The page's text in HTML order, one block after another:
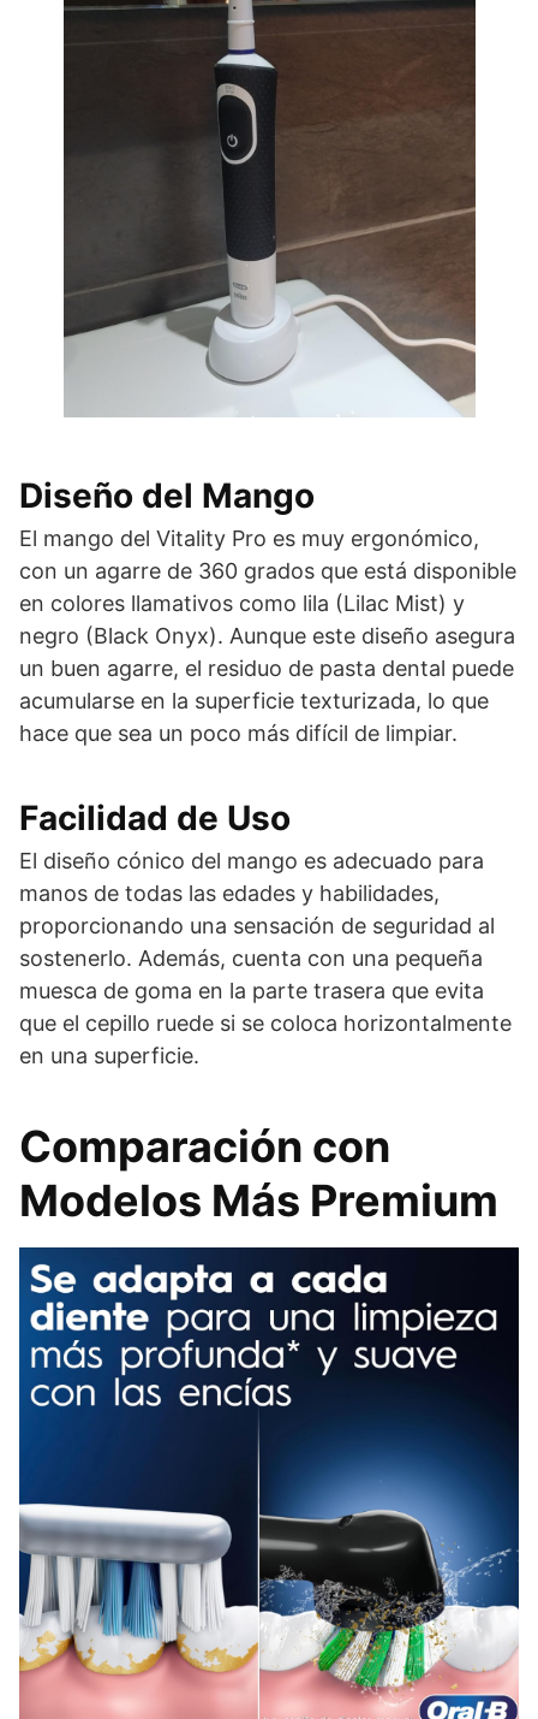
Diseño del Mango
El mango del Vitality Pro es muy ergonómico,
con un agarre de 360 grados que está disponible
en colores llamativos como lila (Lilac Mist) y
negro (Black Onyx). Aunque este diseño asegura
un buen agarre, el residuo de pasta dental puede
acumularse en la superficie texturizada, lo que
hace que sea un poco más difícil de limpiar.
Facilidad de Uso
El diseño cónico del mango es adecuado para
manos de todas las edades y habilidades,
proporcionando una sensación de seguridad al
sostenerlo. Además, cuenta con una pequeña
muesca de goma en la parte trasera que evita
que el cepillo ruede si se coloca horizontalmente
en una superficie.
Comparación con
Modelos Más Premium